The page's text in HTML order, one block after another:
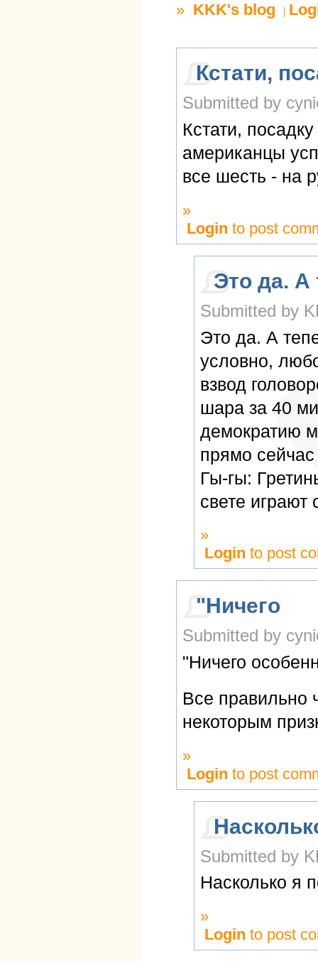
» KKK's blog
Кстати,
Submitted by
Кстати,
американцы
все шесть - на
»
Login to post
Это да. А
Submitted by
Это да. А
условно,
взвод
шара за 40
демократию
прямо
Гы-гы:
свете
»
Login to post
"Ничего
Submitted by
"Ничего
Все правильно
некоторым
»
Login to post
Submitted by
Насколько я
»
Login to post